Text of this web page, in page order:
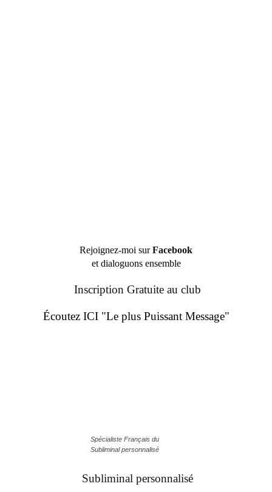
Rejoignez-moi surFacebook
et dialoguons ensemble
Inscription Gratuite au club
Écoutez ICI "Le plus Puissant Message"
Spécialiste Français du
Subliminal personnalisé
Subliminal personnalisé